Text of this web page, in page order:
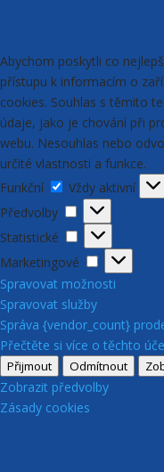
Abychom poskytli co
přístupu k informacím o
cookies. Souhlas s těmito
údaje, jako je chování při
webu. Nesouhlas nebo
určité vlastnosti a funkce.
Funkční
Funkční
Vždy aktivní
Předvolby
Předvolby
Statistické
Statistické
Marketingové
Spravovat možnosti
Spravovat služby
Správa {vendor_count}
Přečtěte si více o těchto
Přijmout Odmítnout
Zobrazit předvolby
Zásady cookies